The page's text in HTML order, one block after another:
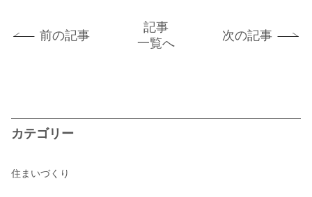
前の記事
記事
一覧へ
次の記事
カテゴリー
住まいづくり